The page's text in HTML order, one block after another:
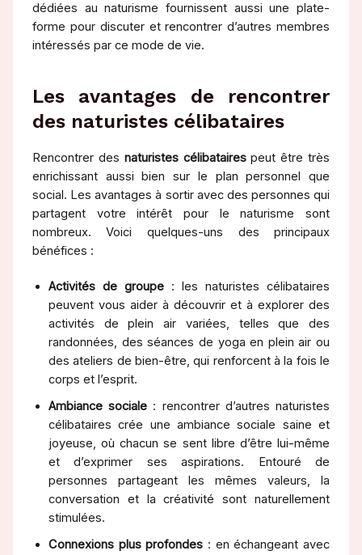
dédiées au naturisme fournissent aussi une plate-
forme pour discuter et rencontrer d’autres membres
intéressés par ce mode de vie.
Les avantages de rencontrer
des naturistes célibataires
Rencontrer des naturistes célibatairespeut être très
enrichissant aussi bien sur le plan personnel que
social. Les avantages à sortir avec des personnes qui
partagent votre intérêt pour le naturisme sont
nombreux. Voici quelques-uns des principaux
bénéfices :
Activités de groupe: les naturistes célibataires
peuvent vous aider à découvrir et à explorer des
activités de plein air variées, telles que des
randonnées, des séances de yoga en plein air ou
des ateliers de bien-être, qui renforcent à la fois le
corps et l’esprit.
Ambiance sociale : rencontrer d’autres naturistes
célibataires crée une ambiance sociale saine et
joyeuse, où chacun se sent libre d’être lui-même
et d’exprimer ses aspirations. Entouré de
personnes partageant les mêmes valeurs, la
conversation et la créativité sont naturellement
stimulées.
Connexions plus profondes : en échangeant avec